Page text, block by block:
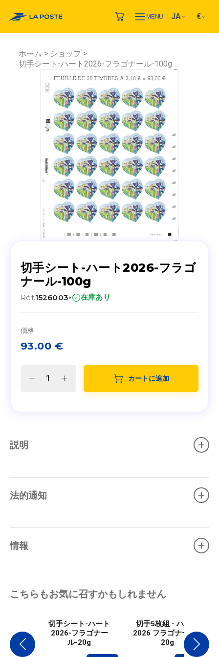
MENU JA €
ホーム
ショップ
切手シート-ハート2026-フラゴナール-100g
切手シート-ハート2026-フラゴ
ナール-100g
Réf.1526003· 在庫あり
価格
93.00 €
カートに追加
説明 +
法的通知 +
情報 +
こちらもお気に召すかもしれません
切手シート-ハート
2026-フラゴナー
ル-20g
切手5枚組 - ハート
2026 フラゴナール -
20g